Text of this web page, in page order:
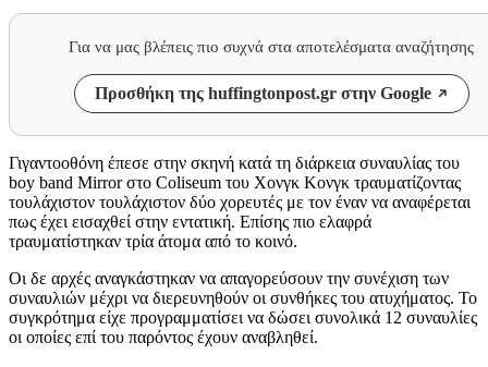
Για να μας βλέπεις πιο συχνά στα αποτελέσματα αναζήτησης
Προσθήκη της huffingtonpost.gr στην Google
Γιγαντοοθόνη έπεσε στην σκηνή κατά τη διάρκεια συναυλίας του
boy band Mirror στο Coliseum του Χονγκ Κονγκ τραυματίζοντας
τουλάχιστον τουλάχιστον δύο χορευτές με τον έναν να αναφέρεται
πως έχει εισαχθεί στην εντατική. Επίσης πιο ελαφρά
τραυματίστηκαν τρία άτομα από το κοινό.
Οι δε αρχές αναγκάστηκαν να απαγορεύσουν την συνέχιση των
συναυλιών μέχρι να διερευνηθούν οι συνθήκες του ατυχήματος. Το
συγκρότημα είχε προγραμματίσει να δώσει συνολικά 12 συναυλίες
οι οποίες επί του παρόντος έχουν αναβληθεί.